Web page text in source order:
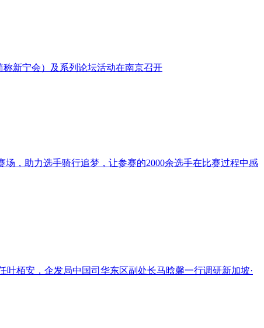
新宁会）及系列论坛活动在南京召开
场，助力选手骑行追梦，让参赛的2000余选手在比赛过程中感
栢安，企发局中国司华东区副处长马晗馨一行调研新加坡·